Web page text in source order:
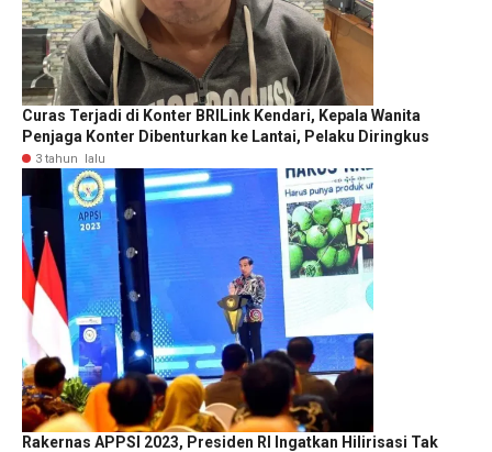
Curas Terjadi di Konter BRILink Kendari, Kepala Wanita
Penjaga Konter Dibenturkan ke Lantai, Pelaku Diringkus
3 tahun lalu
Rakernas APPSI 2023, Presiden RI Ingatkan Hilirisasi Tak